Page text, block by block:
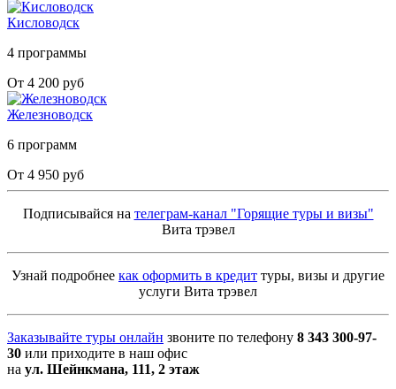
Кисловодск
4 программы
От 4 200 руб
Железноводск
6 программ
От 4 950 руб
Подписывайся на телеграм-канал "Горящие туры и визы"
Вита трэвел
Узнай подробнее как оформить в кредит туры, визы и другие
услуги Вита трэвел
Заказывайте туры онлайн звоните по телефону 8 343 300-97-
30 или приходите в наш офис
на ул. Шейнкмана, 111, 2 этаж